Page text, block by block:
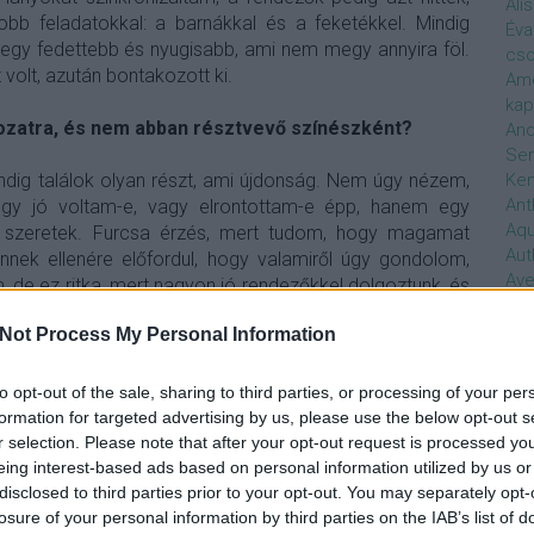
Process My Personal Information
opt-out of the sale, sharing to third parties, or processing of your
for targeted advertising by us, please use the below opt-out
selection. Please note that after your opt-out request is processed
interest-based ads based on personal information utilized by us
to third parties prior to your opt-out. You may separately
of your personal information by third parties on the IAB’s list of
feladatokkal: a barnákkal és a feketékkel. Mindig
fedettebb és nyugisabb, ami nem megy annyira föl.
azután bontakozott ki.
és nem abban résztvevő színészként?
találok olyan részt, ami újdonság. Nem úgy nézem,
jó voltam-e, vagy elrontottam-e épp, hanem egy
Furcsa érzés, mert tudom, hogy magamat
ellenére előfordul, hogy valamiről úgy gondolom,
de ez ritka, mert nagyon jó rendezőkkel dolgoztunk, és
a Jóbarátok szereplői, mire számítottál,
vártam. Először úgy hallottam, hogy új részeket
mert azt gondoltam, hogy nem biztos, hogy 17 év
remélik. A történet hat fiatallal kezdődött, akik
emberek, és kétséges, hogy ez érdekelte volna-e a
Éva